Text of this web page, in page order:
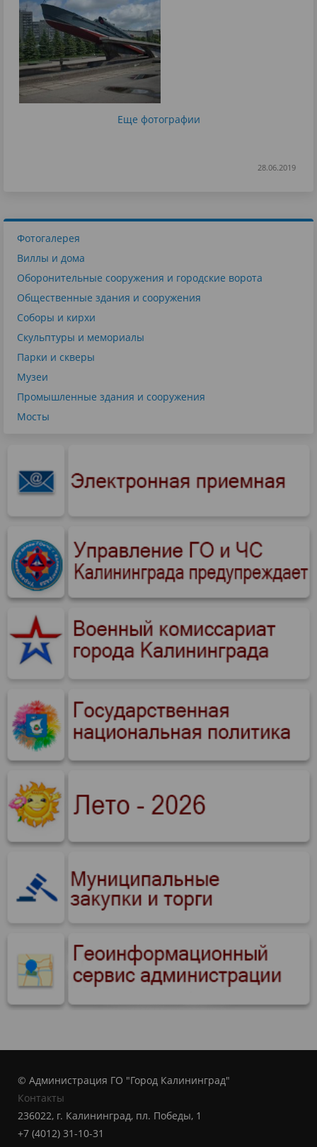
Еще фотографии
28.06.2019
Фотогалерея
Виллы и дома
Оборонительные сооружения и городские ворота
Общественные здания и сооружения
Соборы и кирхи
Скульптуры и мемориалы
Парки и скверы
Музеи
Промышленные здания и сооружения
Мосты
© Администрация ГО "Город Калининград"
Контакты
236022, г. Калининград, пл. Победы, 1
+7 (4012) 31-10-31